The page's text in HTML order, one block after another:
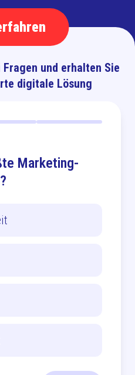
und erhalten Sie
digitale Lösung
Marketing-